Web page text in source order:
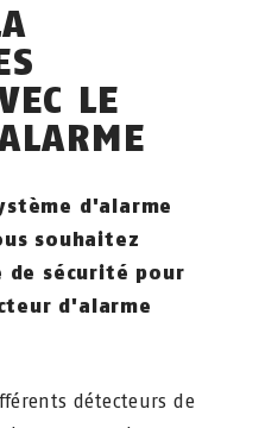
LE
d'alarme
souhaitez
sécurité pour
d'alarme
détecteurs de